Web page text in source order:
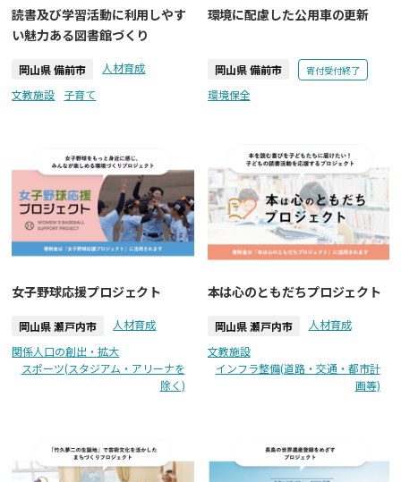
読書及び学習活動に利用しやす
い魅力ある図書館づくり
岡山県 備前市
人材育成
文教施設
子育て
環境に配慮した公用車の更新
岡山県 備前市 寄付受付終了
環境保全
女子野球応援プロジェクト
岡山県 瀬戸内市
人材育成
関係人口の創出・拡大
スポーツ(スタジアム・アリーナを
除く)
本は心のともだちプロジェクト
岡山県 瀬戸内市
人材育成
文教施設
インフラ整備(道路・交通・都市計
画等)